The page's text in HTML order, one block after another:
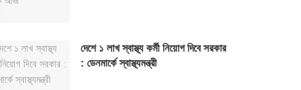
দেশে ১ লাখ স্বাস্থ্য কর্মী নিয়োগ দিবে সরকার
: ডেনমার্কে স্বাস্থ্যমন্ত্রী